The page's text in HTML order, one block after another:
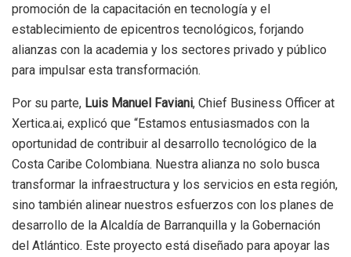
promoción de la capacitación en tecnología y el
establecimiento de epicentros tecnológicos, forjando
alianzas con la academia y los sectores privado y público
para impulsar esta transformación.
Por su parte, Luis Manuel Faviani, Chief Business Officer at
Xertica.ai, explicó que “Estamos entusiasmados con la
oportunidad de contribuir al desarrollo tecnológico de la
Costa Caribe Colombiana. Nuestra alianza no solo busca
transformar la infraestructura y los servicios en esta región,
sino también alinear nuestros esfuerzos con los planes de
desarrollo de la Alcaldía de Barranquilla y la Gobernación
del Atlántico. Este proyecto está diseñado para apoyar las